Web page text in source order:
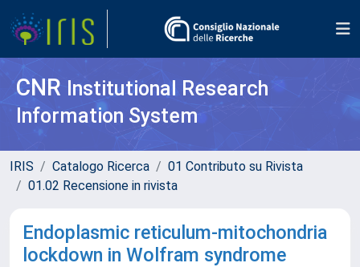
CNR Institutional Research
Information System
IRIS Catalogo Ricerca
01 Contributo su Rivista
01.02 Recensione in rivista
Endoplasmic reticulum-mitochondria
lockdown in Wolfram syndrome